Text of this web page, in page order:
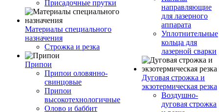
Присадочные прутки
Материалы специального
назначения
Строжка и резка
Припои
Припои оловянно-
свинцовые
Припои
высокотехнологичные
Олово и баббит
направляющие
для лазерного
аппарата
Уплотнительные
кольца для
лазерной сварки
Дуговая строжка и
экзотермическая резка
Воздушно-
дуговая строжка